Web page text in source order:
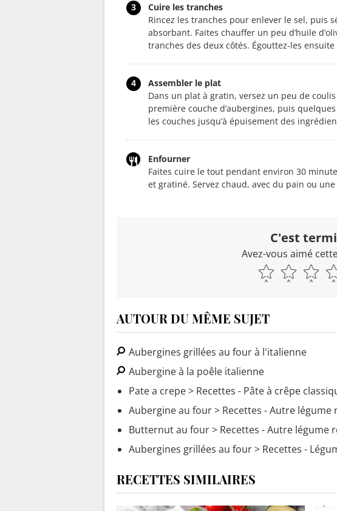
3
Cuire les tranches
Rincez les tranches pour enlever le sel, puis
absorbant. Faites chauffer un peu d’huile
tranches des deux côtés. Égouttez-les
4
Assembler le plat
Dans un plat à gratin, versez un peu de
première couche d’aubergines, puis
les couches jusqu’à épuisement des
Enfourner
Faites cuire le tout pendant environ 30
et gratiné. Servez chaud, avec du pain ou une
C'est
Avez-vous aimé
AUTOUR DU MÊME SUJET
Aubergines grillées au four à l'italienne
Aubergine à la poêle italienne
Pate a crepe> Recettes - Pâte à crêpe
Aubergine au four> Recettes - Autre
Butternut au four> Recettes - Autre légume
Aubergines grillées au four> Recettes -
RECETTES SIMILAIRES